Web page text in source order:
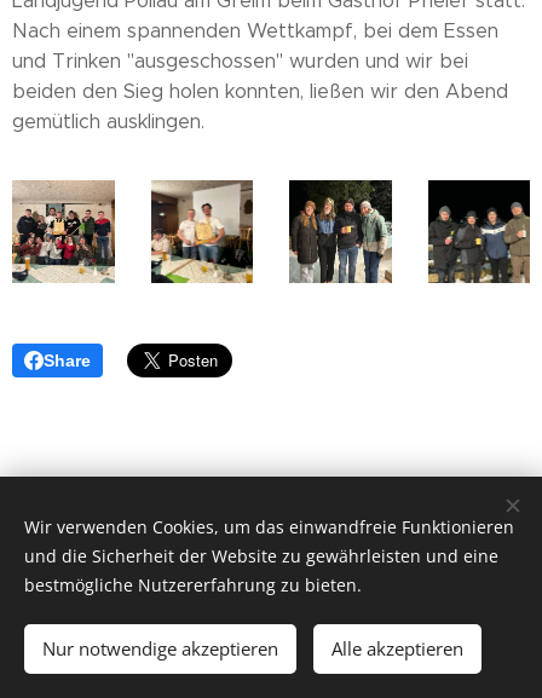
Nach einem spannenden Wettkampf, bei dem Essen
und Trinken "ausgeschossen" wurden und wir bei
beiden den Sieg holen konnten, ließen wir den Abend
gemütlich ausklingen.
Share
ZVR Nummer 029035624
Unterstützt von
Webnode Cookies
Wir verwenden Cookies, um das einwandfreie Funktionieren
und die Sicherheit der Website zu gewährleisten und eine
bestmögliche Nutzererfahrung zu bieten.
Nur notwendige akzeptieren Alle akzeptieren